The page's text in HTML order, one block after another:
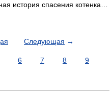
история спасения котенка…
Следующая →
6 7 8
9